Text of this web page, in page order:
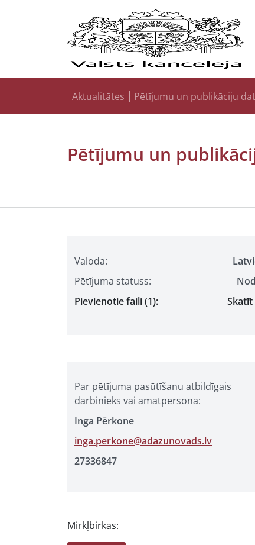
Aktualitātes Pētījumu un publikāciju
Pētījumu un
Valoda:
Pētījuma statuss:
Pievienotie faili (1):
Skatīt
Par pētījuma pasūtīšanu atbildīgais
darbinieks vai amatpersona:
Inga Pērkone
inga.perkone@adazunovads.lv
27336847
Mirkļbirkas: